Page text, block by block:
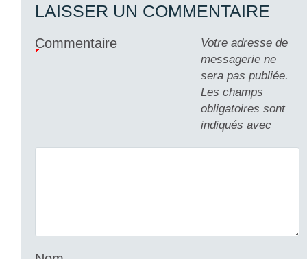
LAISSER UN COMMENTAIRE
Votre adresse de
messagerie ne
sera pas publiée.
Les champs
obligatoires sont
indiqués avec
Commentaire